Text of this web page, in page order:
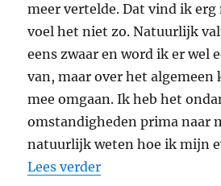
meer vertelde. Dat vind ik
voel het niet zo. Natuurlijk
eens zwaar en word ik er wel
van, maar over het algemeen
mee omgaan. Ik heb het
omstandigheden prima naar
natuurlijk weten hoe ik mijn
Lees verder“Mijn evenwicht”